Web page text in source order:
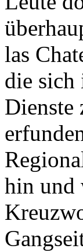
las
die sich
Dienste
hin und